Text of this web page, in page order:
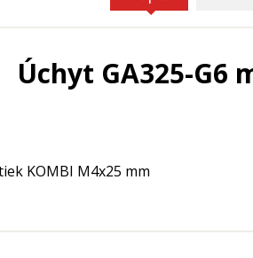
Úchyt GA325-G6
KOMBI M4x25 mm